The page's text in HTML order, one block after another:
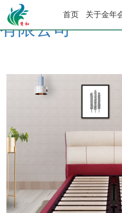
金年会·金字
有限公司
首页 关于金年
产品中心
健康睡眠系统
合作加盟
资讯动态
联系金年会·金字招牌诚信至上 |